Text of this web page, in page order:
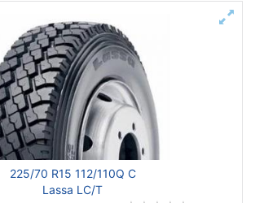
225/70 R15 112/110Q C
Lassa LC/T